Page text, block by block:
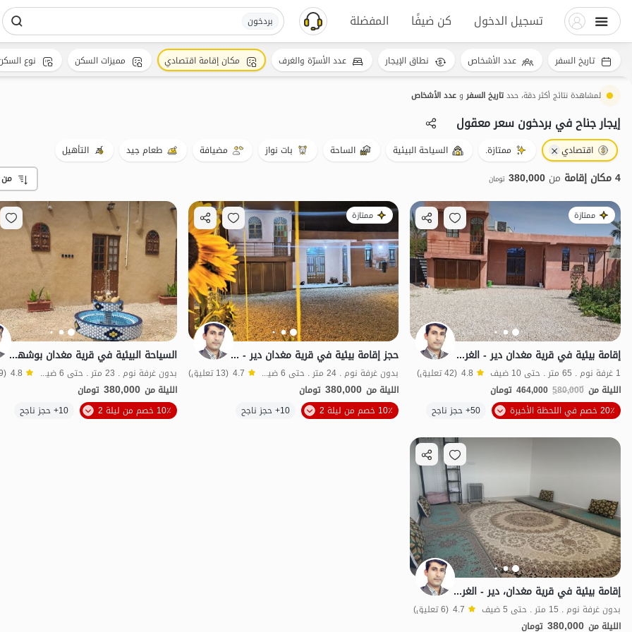
تسجيل الدخول كن ضيفًا المفضلة بردخون
لمشاهدة نتائج أكثر دقة، حددتاريخ السفروعدد الأشخاص
إيجار جناح في بردخون سعر معقول
اقتصادي ممتازة. السياحة البيئية الساحة بات نواز مضيافة طعام جيد التأهيل
4 مكان إقامة من 380,000 تومان
ممتازة
إقامة بيئية في قرية مغدان دير - الغرفة الخامسة
1 غرفة نوم . 65 متر . حتى 10 ضيف 4.8 (42 تعليق)
الليلة من 580,000
464,000 تومان
20٪ خصم في اللحظة الأخيرة
50+ حجز ناجح اقتصادي طعام جيد بات نواز الموقع على الخريطة
ممتازة
حجز إقامة بيئية في قرية مغدان دير - غرفة 4
بدون غرفة نوم . 24 متر . حتى 6 ضيف 4.7 (13 تعليق)
الليلة من 380,000 تومان
10٪ خصم من ليلة 2
10+ حجز ناجح اقتصادي طعام جيد بات نواز
السياحة البيئية في قرية مغدان بوشهر - غرفة 1
بدون غرفة نوم . 23 متر . حتى 6 ضيف 4.8 (19 تعليق)
الليلة من 380,000 تومان
10٪ خصم من ليلة 2
10+ حجز ناجح
إقامة بيئية في قرية مغدان، دير - الغرفة السادسة
بدون غرفة نوم . 15 متر . حتى 5 ضيف 4.7 (6 تعليق)
الليلة من 380,000 تومان
تاريخ السفر عدد الأشخاص نطاق الإيجار عدد الأسرّة والغرف مكان إقامة اقتصادي مميزات السكن نوع